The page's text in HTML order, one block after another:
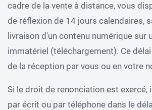
cadre de la vente à distance, vous
de réflexion de 14 jours calendaires,
livraison d'un contenu numérique sur
immatériel (téléchargement). Ce
de la réception par vous ou en votre
Si le droit de renonciation est exercé,
par écrit ou par téléphone dans le